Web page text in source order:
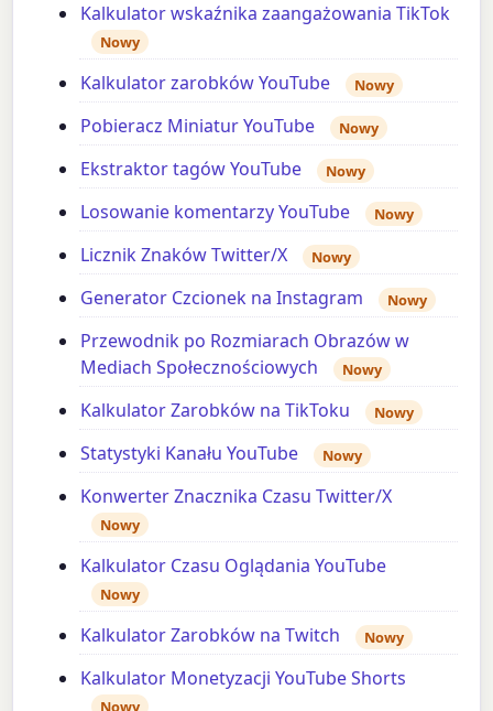
Kalkulator wskaźnika zaangażowania TikTok
Nowy
Kalkulator zarobków YouTube Nowy
Pobieracz Miniatur YouTube Nowy
Ekstraktor tagów YouTube Nowy
Losowanie komentarzy YouTube Nowy
Licznik Znaków Twitter/X Nowy
Generator Czcionek na Instagram Nowy
Przewodnik po Rozmiarach Obrazów w
Mediach Społecznościowych
Nowy
Kalkulator Zarobków na TikToku Nowy
Statystyki Kanału YouTube Nowy
Konwerter Znacznika Czasu Twitter/X
Nowy
Kalkulator Czasu Oglądania YouTube
Nowy
Kalkulator Zarobków na Twitch Nowy
Kalkulator Monetyzacji YouTube Shorts
Nowy